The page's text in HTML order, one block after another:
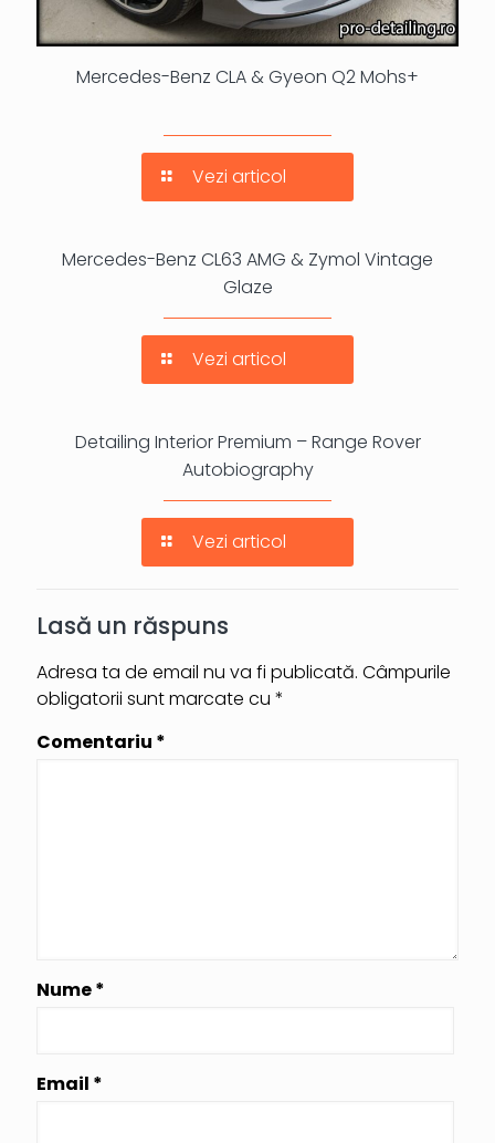
Mercedes-Benz CLA & Gyeon Q2 Mohs+
Vezi articol
Mercedes-Benz CL63 AMG & Zymol Vintage
Glaze
Vezi articol
Detailing Interior Premium – Range Rover
Autobiography
Vezi articol
Lasă un răspuns
Adresa ta de email nu va fi publicată. Câmpurile
obligatorii sunt marcate cu *
Comentariu *
Nume*
Email *